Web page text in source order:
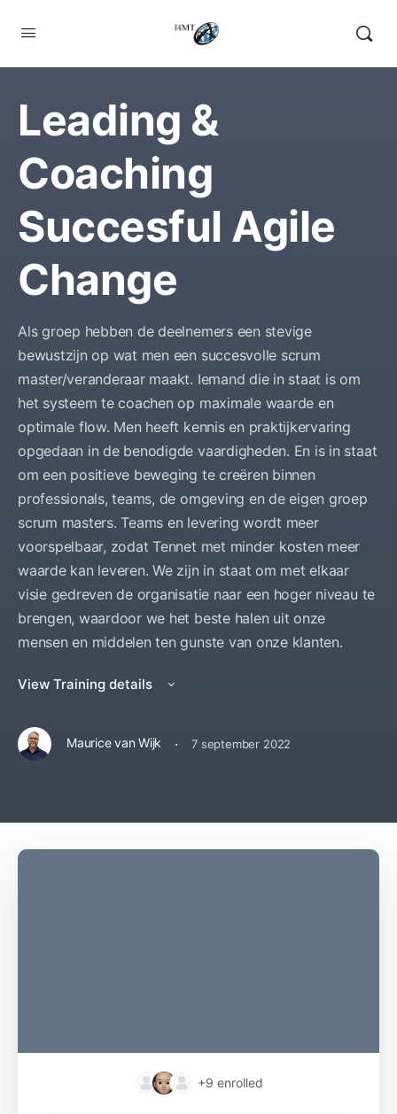
Leading &
Coaching
Succesful Agile
Change
Als groep hebben de deelnemers een stevige
bewustzijn op wat men een succesvolle scrum
master/veranderaar maakt. Iemand die in staat is om
het systeem te coachen op maximale waarde en
optimale flow. Men heeft kennis en praktijkervaring
opgedaan in de benodigde vaardigheden. En is in staat
om een positieve beweging te creëren binnen
professionals, teams, de omgeving en de eigen groep
scrum masters. Teams en levering wordt meer
voorspelbaar, zodat Tennet met minder kosten meer
waarde kan leveren. We zijn in staat om met elkaar
visie gedreven de organisatie naar een hoger niveau te
brengen, waardoor we het beste halen uit onze
mensen en middelen ten gunste van onze klanten.
View Training details
Maurice van Wijk · 7 september 2022
+9 enrolled